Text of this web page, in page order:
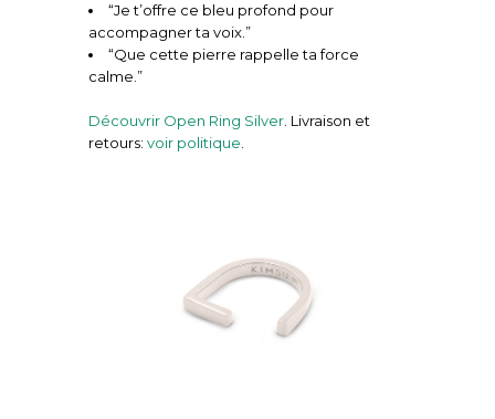
“Je t’offre ce bleu profond pour
accompagner ta voix.”
“Que cette pierre rappelle ta force
calme.”
Découvrir Open Ring Silver . Livraison et
retours:voir politique